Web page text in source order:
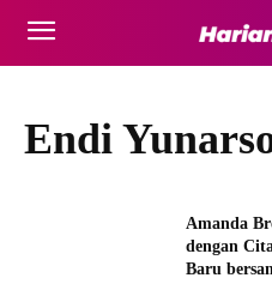
Endi
Amanda
dengan
Baru